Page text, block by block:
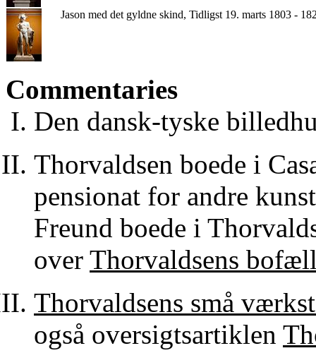
Jason med det gyldne skind, Tidligst 19. marts 1803 -
Commentaries
Den dansk-tyske
Thorvaldsen boede i
pensionat for andre
Freund boede i
over Thorvaldsens
Thorvaldsens små
også oversigtsartiklen